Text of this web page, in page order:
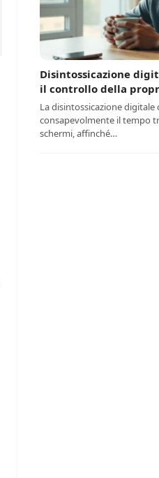
Disintossicazione
il controllo della
La disintossicazione
consapevolmente il tempo
schermi, affinché…